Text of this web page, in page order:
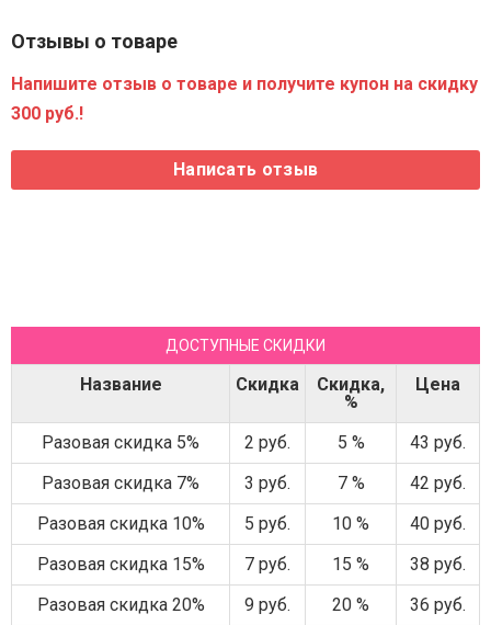
Отзывы о товаре
Напишите отзыв о товаре и получите купон на скидку
300 руб.!
ДОСТУПНЫЕ СКИДКИ
Название Скидка
Скидка,
%
Цена
Разовая скидка 5% 2 руб. 5 %
43 руб.
Разовая скидка 7%
3 руб. 7 %
42 руб.
Разовая скидка 10%
5 руб. 10 %
40 руб.
Разовая скидка 15%
7 руб. 15 %
38 руб.
Разовая скидка 20%
9 руб. 20 %
36 руб.